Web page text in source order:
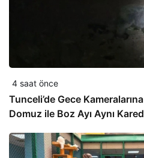
4 saat önce
Tunceli’de Gece
Domuz ile Boz Ayı Aynı